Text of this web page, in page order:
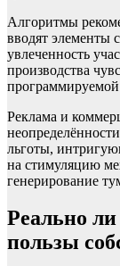
Алгоритмы
вводят элементы
увлеченность
производства
программируемой
Реклама и
льготы,
на стимуляцию
генерирование
Реально ли
пользы